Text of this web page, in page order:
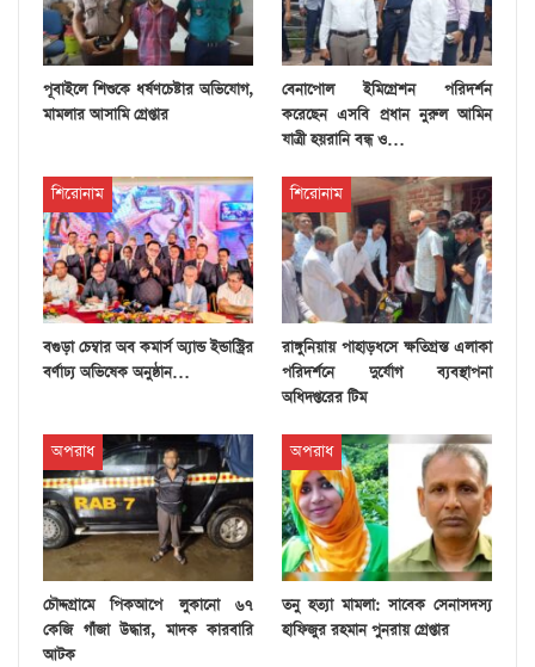
পূবাইলে শিশুকে ধর্ষণচেষ্টার অভিযোগ,
মামলার আসামি গ্রেপ্তার
বেনাপোল ইমিগ্রেশন পরিদর্শন
করেছেন এসবি প্রধান নুরুল আমিন
যাত্রী হয়রানি বন্ধ ও…
শিরোনাম
বগুড়া চেম্বার অব কমার্স অ্যান্ড ইন্ডাস্ট্রির
বর্ণাঢ্য অভিষেক অনুষ্ঠান…
শিরোনাম
রাঙ্গুনিয়ায় পাহাড়ধসে ক্ষতিগ্রস্ত এলাকা
পরিদর্শনে দুর্যোগ ব্যবস্থাপনা
অধিদপ্তরের টিম
অপরাধ
চৌদ্দগ্রামে পিকআপে লুকানো ৬৭
কেজি গাঁজা উদ্ধার, মাদক কারবারি
আটক
অপরাধ
তনু হত্যা মামলা: সাবেক সেনাসদস্য
হাফিজুর রহমান পুনরায় গ্রেপ্তার